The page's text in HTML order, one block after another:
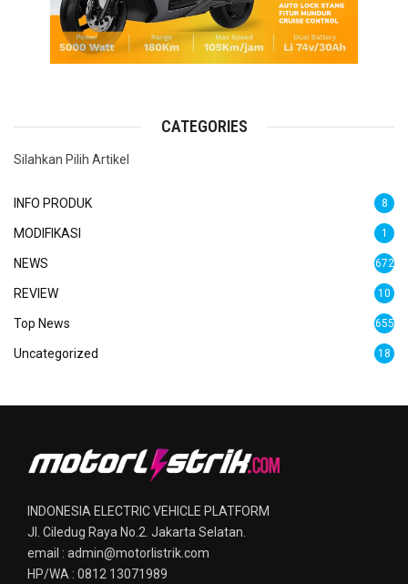
CATEGORIES
Silahkan Pilih Artikel
INFO PRODUK 8
MODIFIKASI 1
NEWS 672
REVIEW 10
Top News 655
Uncategorized 18
INDONESIA ELECTRIC VEHICLE PLATFORM
Jl. Ciledug Raya No.2. Jakarta Selatan.
email : admin@motorlistrik.com
HP/WA : 0812 13071989